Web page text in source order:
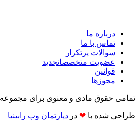
درباره ما
تماس با ما
سوالات پرتکرار
عضویت متخصصانجدید
قوانین
مجوزها
تمامی حقوق مادی و معنوی برای مجموعه
طراحی شده با ❤ در دپارتمان وب رابینیا​​